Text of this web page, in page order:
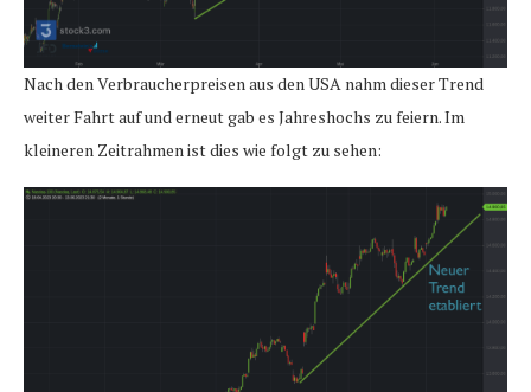
Nach den Verbraucherpreisen aus den USA nahm dieser Trend
weiter Fahrt auf und erneut gab es Jahreshochs zu feiern. Im
kleineren Zeitrahmen ist dies wie folgt zu sehen: